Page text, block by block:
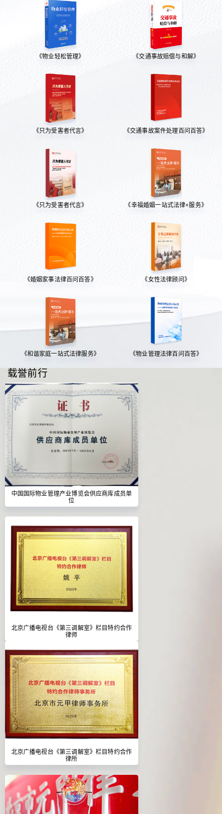
《物业轻松管理》 《交通事故赔偿与和解》
《只为受害者代言》 《交通事故案件处理百问百答》
《只为受害者代言》 《幸福婚姻一站式法律+服务》
《婚姻家事法律百问百答》 《女性法律顾问》
《和谐家庭一站式法律服务》 《物业管理法律百问百答》
载誉前行
中国国际物业管理产业博览会供应商库成员单
位
北京广播电视台《第三调解室》栏目特约合作
律师
北京广播电视台《第三调解室》栏目特约合作
律所